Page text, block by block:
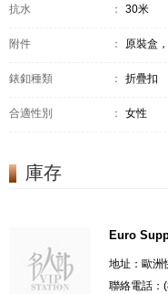
抗水 ： 30米
附件 ： 原裝盒
錶釦種類 ： 折疊扣
合適性別 ： 女性
庫存
Euro
地址：歐洲
聯絡電話：